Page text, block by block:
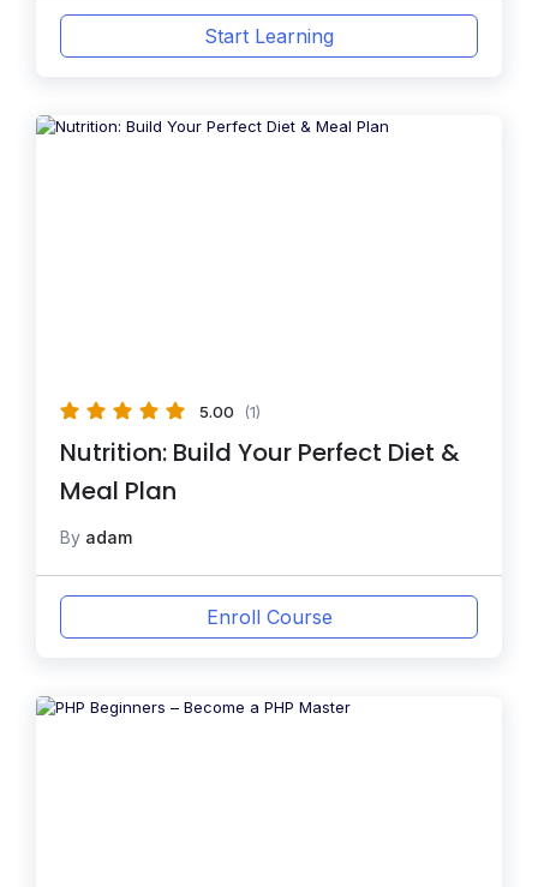
Start Learning
5.00 (1)
Nutrition: Build Your Perfect Diet &
Meal Plan
By adam
Enroll Course